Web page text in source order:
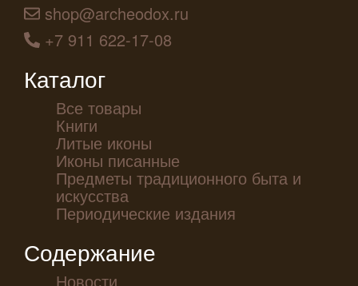
shop@archeodox.ru
+7 911 622-17-08
Каталог
Все товары
Книги
Литые иконы
Иконы писанные
Предметы традиционного быта и
искусства
Периодические издания
Содержание
Новости